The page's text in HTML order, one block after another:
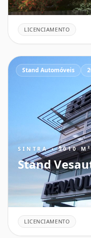
LICENCIAMENTO
Stand Automóveis
SINTRA • 2010 M²
Stand
LICENCIAMENTO